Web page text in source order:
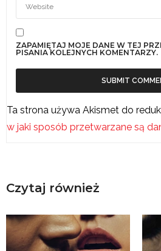
ZAPAMIĘTAJ MOJE DANE W TEJ
PISANIA KOLEJNYCH KOMENTARZY.
Ta strona używa Akismet do
w jaki sposób przetwarzane są
Czytaj również